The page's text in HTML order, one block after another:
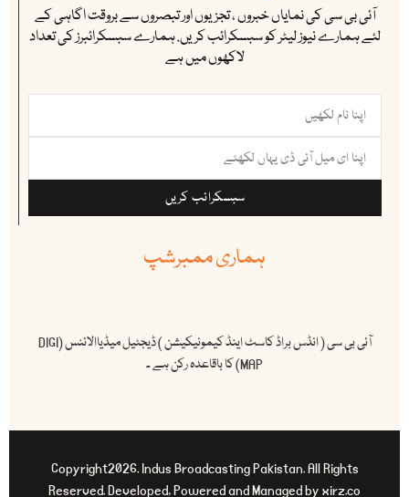
آئی بی سی کی نمایاں خبروں ، تجزیوں اور تبصروں سے بروقت اگاہی کے
لئے ہمارے نیوز لیٹر کو سبسکرائب کریں. ہمارے سبسکرائبرز کی تعداد
لاکھوں میں ہے
سبسکرائب کریں
ہماری ممبرشپ
آئی بی سی ( انڈس براڈ کاسٹ اینڈ کیمونیکیشن ) ڈیجٹیل میڈیاالائنس (DIGI
MAP) کا باقاعدہ رکن ہے ۔
Copyright2026. Indus Broadcasting Pakistan. All Rights
Reserved. Developed, Powered and Managed by xirz.co